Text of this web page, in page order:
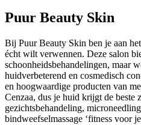
Puur Beauty Skin
Bij Puur Beauty Skin ben je aan
écht wilt verwennen. Deze salon
schoonheidsbehandelingen, maar
huidverbeterend en cosmedisch
en hoogwaardige producten van
Cenzaa, dus je huid krijgt de beste
gezichtsbehandeling,
bindweefselmassage ‘fitness voor